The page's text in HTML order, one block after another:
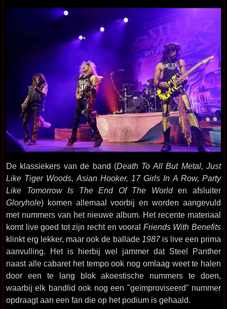
De klassiekers van de band (Death To All But Metal, Just
Like Tiger Woods, Asian Hooker, 17 Girls In A Row, Party
Like Tomorrow Is The End Of The Worlden afsluiter
Gloryhole) komen allemaal voorbij en worden aangevuld
met nummers van het nieuwe album. Het recente materiaal
komt live goed tot zijn recht en vooral Friends With Benefits
klinkt erg lekker, maar ook de ballade 1987is live een prima
aanvulling. Het is hierbij wel jammer dat Steel Panther
naast alle cabaret het tempo ook nog omlaag weet te halen
door een te lang blok akoestische nummers te doen,
waarbij elk bandlid ook nog een "geïmproviseerd" nummer
opdraagt aan een fan die op het podium is gehaald.